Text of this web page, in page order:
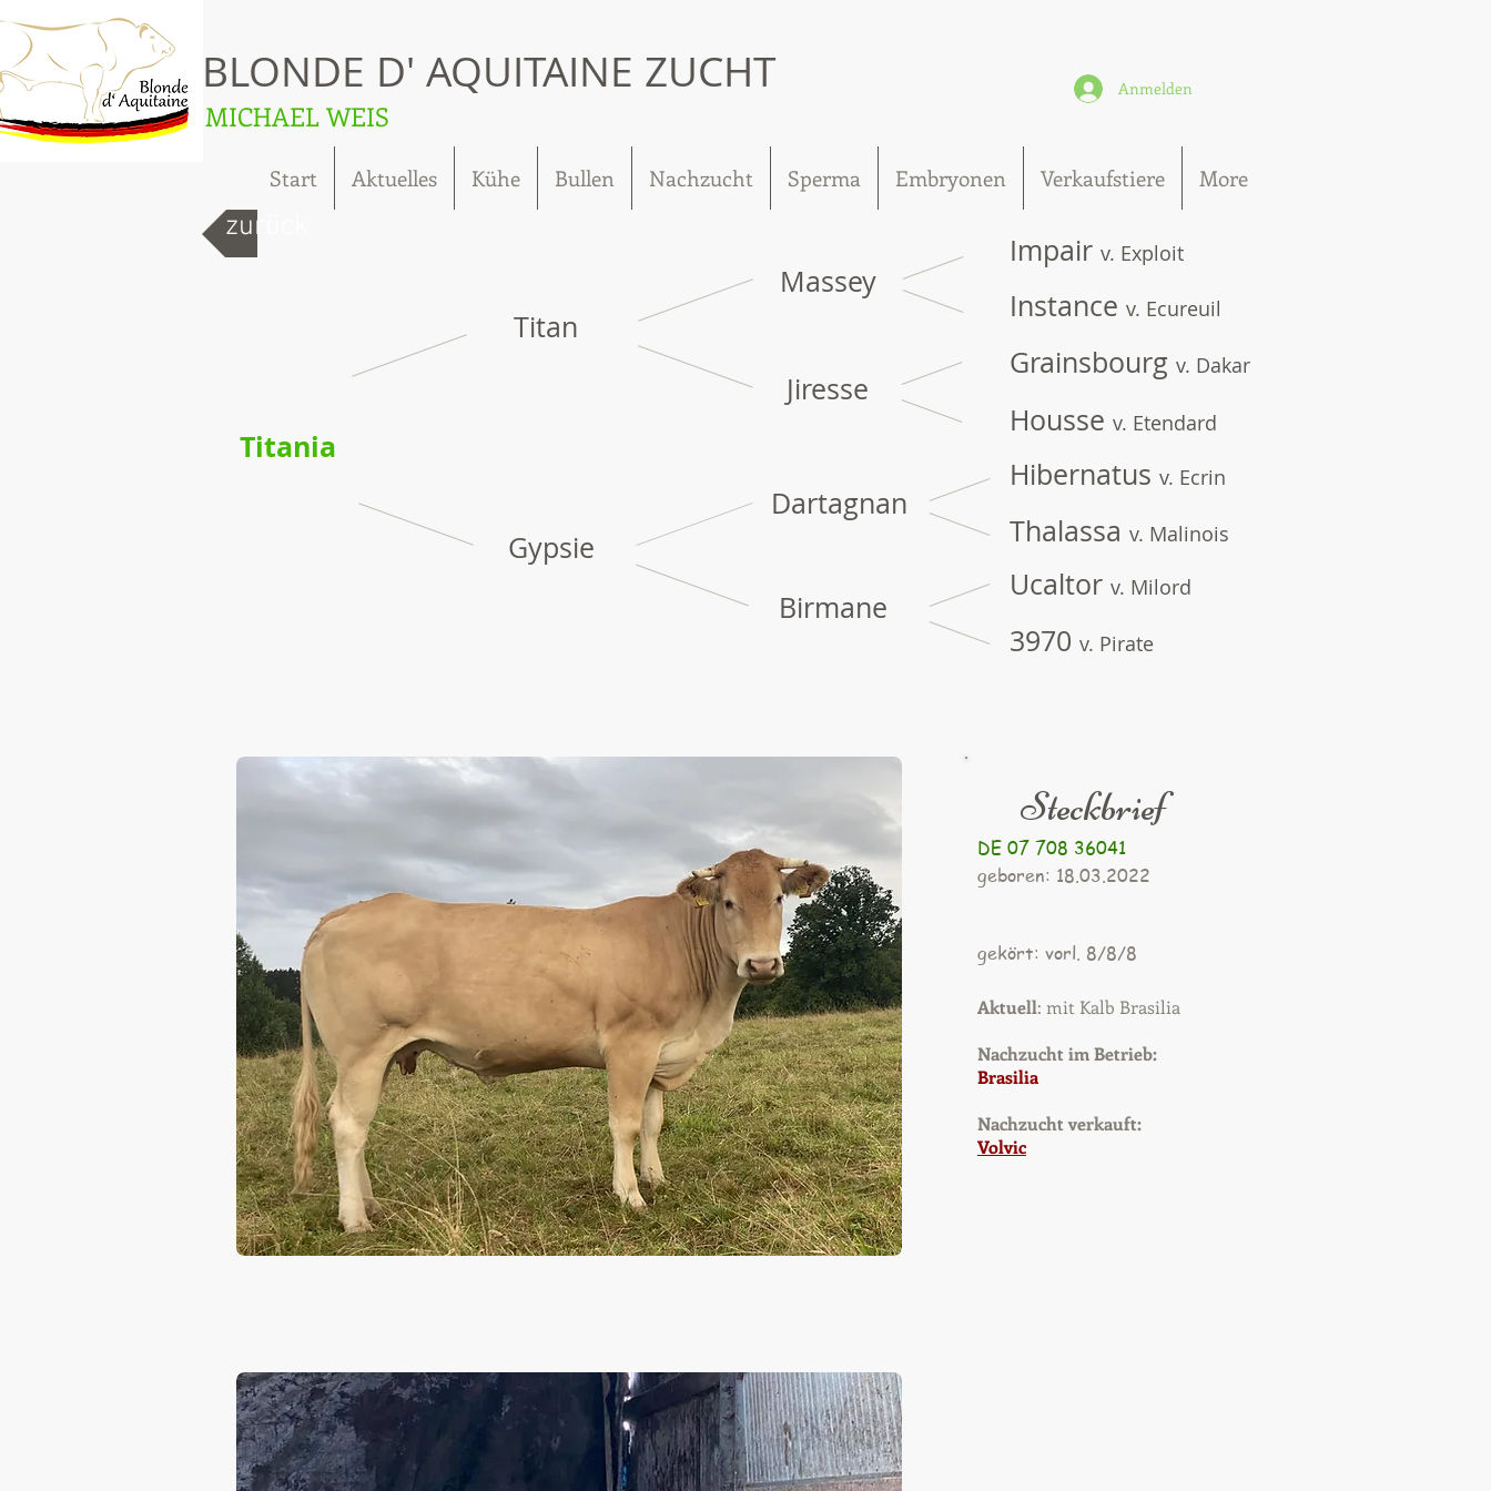
BLONDE D' AQUITAINE ZUCHT
MICHAEL WEIS
Anmelden
Start Aktuelles Kühe Bullen Nachzucht Sperma Embryonen Verkaufstiere More
zurück
Titania
Titan
Massey
Impair v. Exploit
Instance v. Ecureuil
Jiresse
Grainsbourg v. Dakar
Housse v. Etendard
Gypsie
Dartagnan
Hibernatus v. Ecrin
Thalassa v. Malinois
Birmane
Ucaltor v. Milord
3970 v. Pirate
Steckbrief
DE 07 708 36041
geboren: 18.03.2022
gekört: vorl. 8/8/8
Aktuell: mit Kalb Brasilia
Nachzucht im Betrieb:
Brasilia
Nachzucht verkauft:
Volvic